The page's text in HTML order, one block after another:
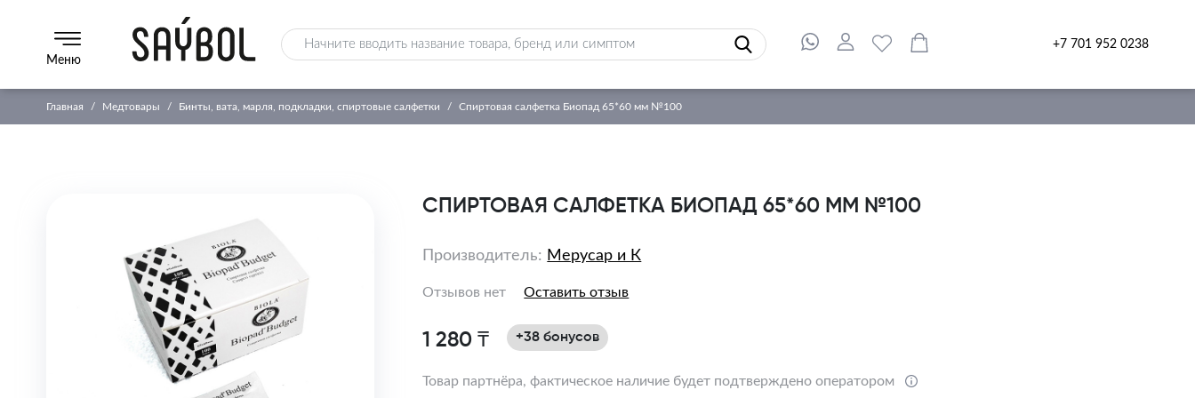
Меню
+7 701 952 0238
Главная Медтовары Бинты, вата, марля, подкладки, спиртовые салфетки Спиртовая салфетка Биопад 65*60 мм №100
СПИРТОВАЯ САЛФЕТКА БИОПАД 65*60 ММ №100
Производитель: Мерусар и К
Отзывов нет Оставить отзыв
1 280 ₸ +38 бонусов
Товар партнёра, фактическое наличие будет подтверждено оператором